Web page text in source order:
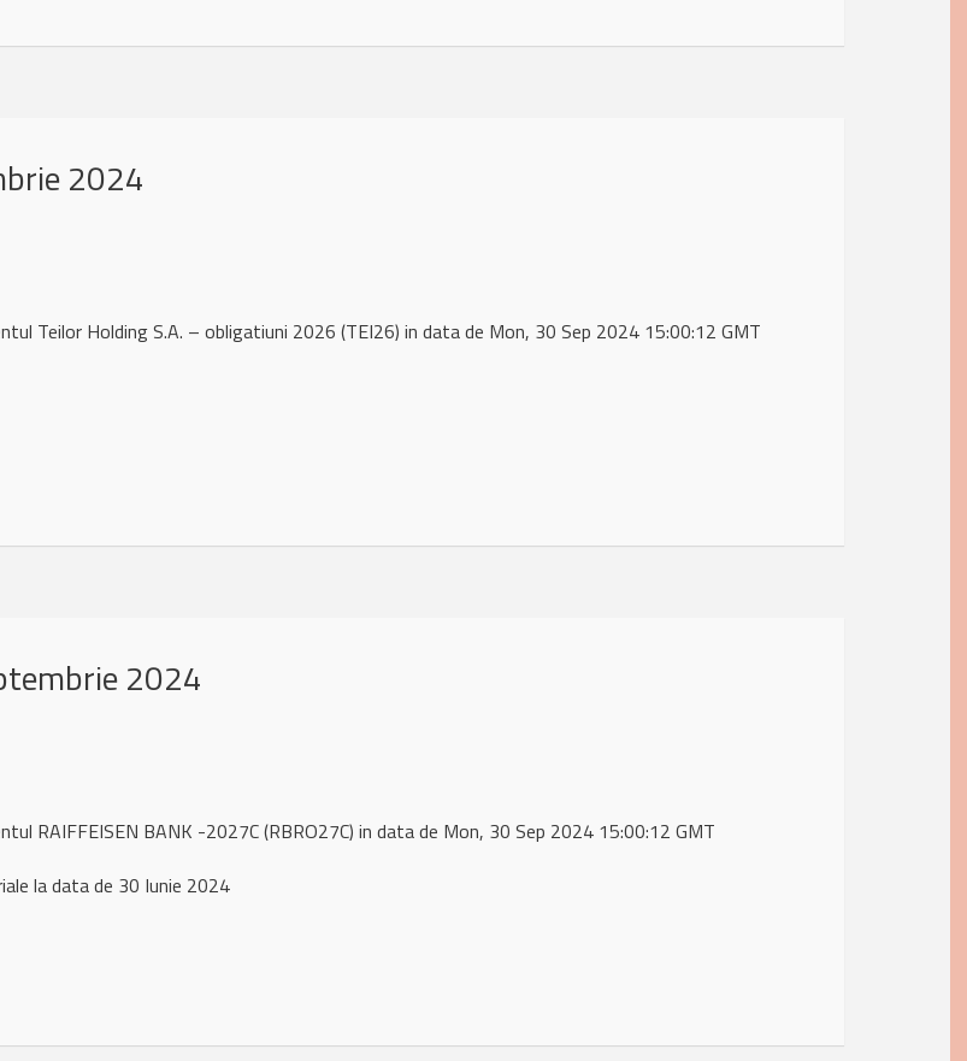
2024
Teilor Holding S.A. – obligatiuni 2026 (TEI26) in data de Mon, 30 Sep 2024 15:00:12 GMT
2024
RAIFFEISEN BANK -2027C (RBRO27C) in data de Mon, 30 Sep 2024 15:00:12 GMT
la data de 30 Iunie 2024